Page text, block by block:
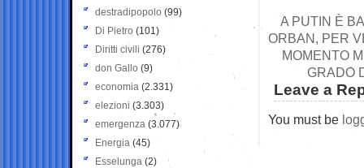
A PUTIN È
ORBAN, PER
MOMENTO
GRADO
Leave a
You must be
destradipopolo (99)
Di Pietro (101)
Diritti civili (276)
don Gallo (9)
economia (2.331)
elezioni (3.303)
emergenza (3.077)
Energia (45)
Esselunga (2)